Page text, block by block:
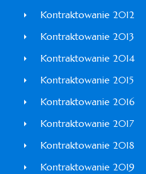
Kontraktowanie 2012
Kontraktowanie 2013
Kontraktowanie 2014
Kontraktowanie 2015
Kontraktowanie 2016
Kontraktowanie 2017
Kontraktowanie 2018
Kontraktowanie 2019